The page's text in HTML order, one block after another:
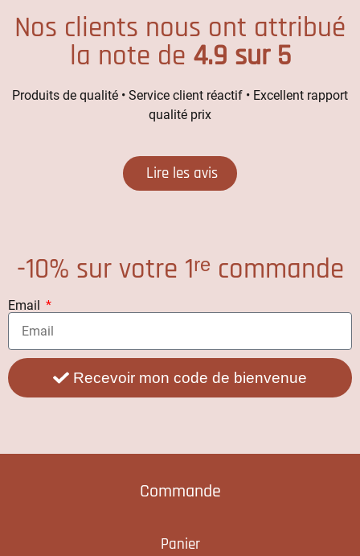
Nos clients nous ont attribué
la note de 4.9 sur 5
Produits de qualité • Service client réactif • Excellent rapport
qualité prix
Lire les avis
-10% sur votre 1ʳᵉ commande
Email
Recevoir mon code de bienvenue
Commande
Panier